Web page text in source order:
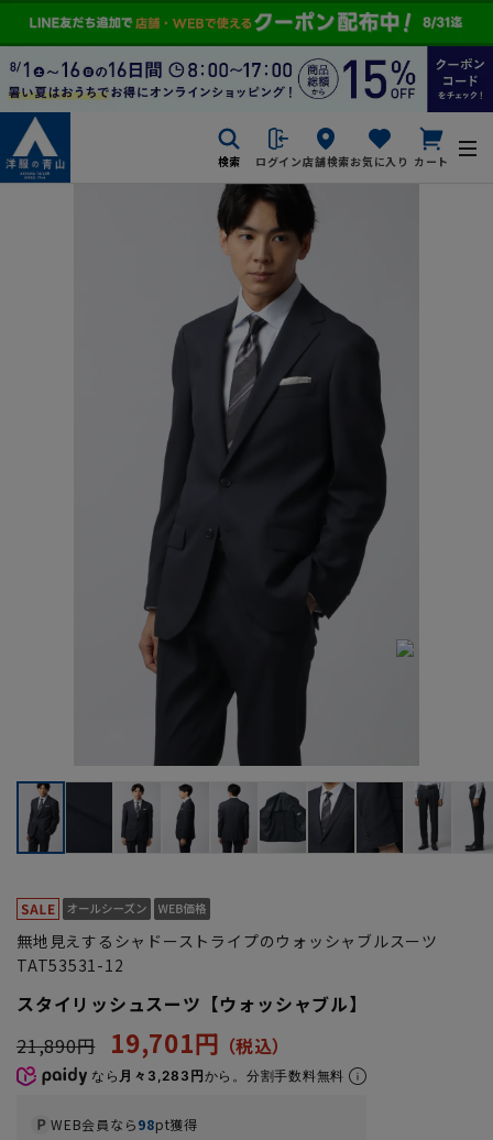
検索 ログイン店舗検索お気に入り カート
無地見えするシャドーストライプのウォッシャブルスーツ
TAT53531-12
スタイリッシュスーツ【ウォッシャブル】
21,890円
19,701円
なら 月々3,283円から。分割手数料無料
WEB会員なら98pt獲得